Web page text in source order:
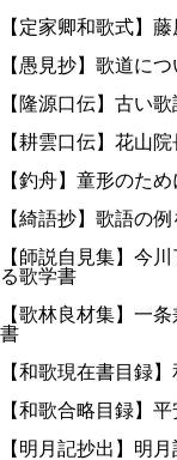
【定家卿和歌式】
【愚見抄】歌道に
【隆源口伝】古い
【耕雲口伝】花山
【釣舟】童形のた
【綺語抄】歌語の
【師説自見集】今
る歌学書
【歌林良材集】一
書
【和歌現在書目録
【和歌合略目録】
【明月記抄出】明